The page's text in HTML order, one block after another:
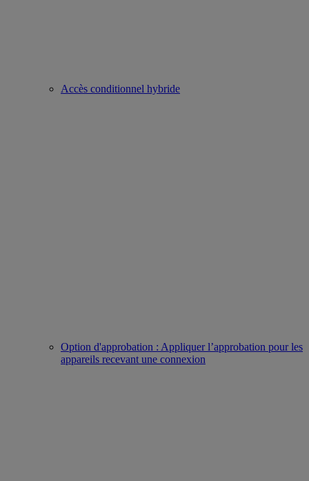
Accès conditionnel hybride
Option d'approbation : Appliquer l’approbation pour les
appareils recevant une connexion